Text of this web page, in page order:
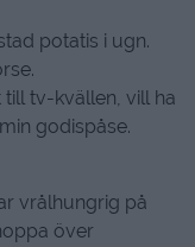
potatis i ugn.
tv-kvällen, vill ha
godispåse.
vrålhungrig på
över